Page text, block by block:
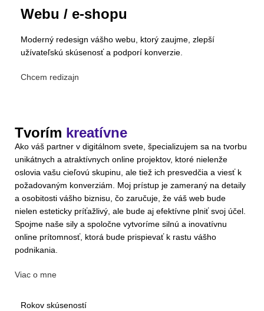
Webu / e-shopu
Moderný redesign vášho webu, ktorý zaujme, zlepší
užívateľskú skúsenosť a podporí konverzie.
Chcem redizajn
Tvorím kreatívne
Ako váš partner v digitálnom svete, špecializujem sa na tvorbu
unikátnych a atraktívnych online projektov, ktoré nielenže
oslovia vašu cieľovú skupinu, ale tiež ich presvedčia a viesť k
požadovaným konverziám. Moj prístup je zameraný na detaily
a osobitosti vášho biznisu, čo zaručuje, že váš web bude
nielen esteticky príťažlivý, ale bude aj efektívne plniť svoj účel.
Spojme naše sily a spoločne vytvoríme silnú a inovatívnu
online prítomnosť, ktorá bude prispievať k rastu vášho
podnikania.
Viac o mne
Rokov skúseností